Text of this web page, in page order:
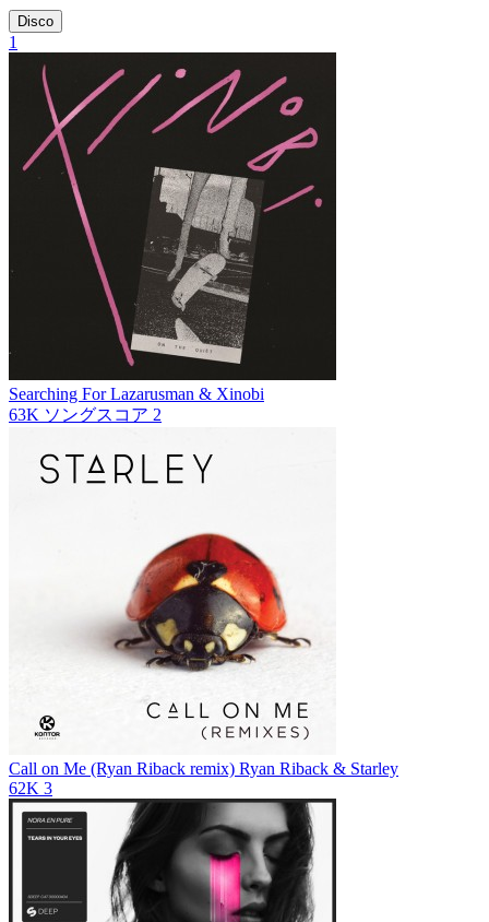
Disco
1
Searching For Lazarusman & Xinobi
63K ソングスコア 2
Call on Me (Ryan Riback remix) Ryan Riback & Starley
62K 3